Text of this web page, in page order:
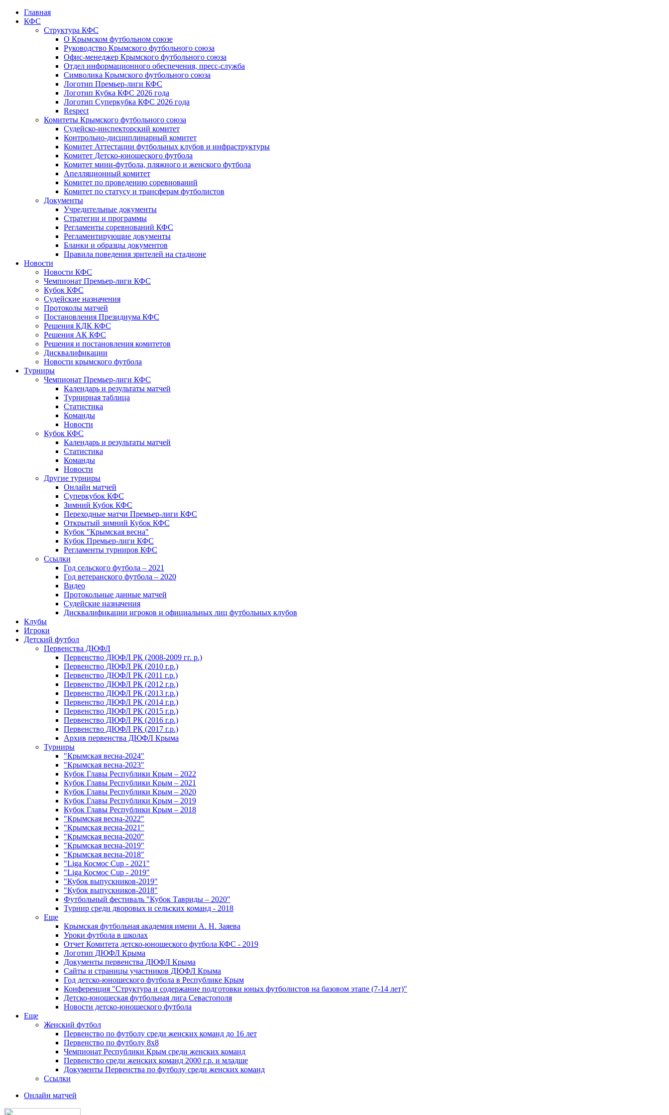
Главная
КФС
Структура КФС
О Крымском футбольном союзе
Руководство Крымского футбольного союза
Офис-менеджер Крымского футбольного союза
Отдел информационного обеспечения, пресс-служба
Символика Крымского футбольного союза
Логотип Премьер-лиги КФС
Логотип Кубка КФС 2026 года
Логотип Суперкубка КФС 2026 года
Respect
Комитеты Крымского футбольного союза
Судейско-инспекторский комитет
Контрольно-дисциплинарный комитет
Комитет Аттестации футбольных клубов и инфраструктуры
Комитет Детско-юношеского футбола
Комитет мини-футбола, пляжного и женского футбола
Апелляционный комитет
Комитет по проведению соревнований
Комитет по статусу и трансферам футболистов
Документы
Учредительные документы
Стратегии и программы
Регламенты соревнований КФС
Регламентирующие документы
Бланки и образцы документов
Правила поведения зрителей на стадионе
Новости
Новости КФС
Чемпионат Премьер-лиги КФС
Кубок КФС
Судейские назначения
Протоколы матчей
Постановления Президиума КФС
Решения КДК КФС
Решения АК КФС
Решения и постановления комитетов
Дисквалификации
Новости крымского футбола
Турниры
Чемпионат Премьер-лиги КФС
Календарь и результаты матчей
Турнирная таблица
Статистика
Команды
Новости
Кубок КФС
Календарь и результаты матчей
Статистика
Команды
Новости
Другие турниры
Онлайн матчей
Суперкубок КФС
Зимний Кубок КФС
Переходные матчи Премьер-лиги КФС
Открытый зимний Кубок КФС
Кубок "Крымская весна"
Кубок Премьер-лиги КФС
Регламенты турниров КФС
Ссылки
Год сельского футбола – 2021
Год ветеранского футбола – 2020
Видео
Протокольные данные матчей
Судейские назначения
Дисквалификации игроков и официальных лиц футбольных клубов
Клубы
Игроки
Детский футбол
Первенства ДЮФЛ
Первенство ДЮФЛ РК (2008-2009 гг. р.)
Первенство ДЮФЛ РК (2010 г.р.)
Первенство ДЮФЛ РК (2011 г.р.)
Первенство ДЮФЛ РК (2012 г.р.)
Первенство ДЮФЛ РК (2013 г.р.)
Первенство ДЮФЛ РК (2014 г.р.)
Первенство ДЮФЛ РК (2015 г.р.)
Первенство ДЮФЛ РК (2016 г.р.)
Первенство ДЮФЛ РК (2017 г.р.)
Архив первенства ДЮФЛ Крыма
Турниры
"Крымская весна-2024"
"Крымская весна-2023"
Кубок Главы Республики Крым – 2022
Кубок Главы Республики Крым – 2021
Кубок Главы Республики Крым – 2020
Кубок Главы Республики Крым – 2019
Кубок Главы Республики Крым – 2018
"Крымская весна-2022"
"Крымская весна-2021"
"Крымская весна-2020"
"Крымская весна-2019"
"Крымская весна-2018"
"Liga Космос Cup - 2021"
"Liga Космос Cup - 2019"
"Кубок выпускников-2019"
"Кубок выпускников-2018"
Футбольный фестиваль "Кубок Тавриды – 2020"
Турнир среди дворовых и сельских команд - 2018
Еще
Крымская футбольная академия имени А. Н. Заяева
Уроки футбола в школах
Отчет Комитета детско-юношеского футбола КФС - 2019
Логотип ДЮФЛ Крыма
Документы первенства ДЮФЛ Крыма
Сайты и страницы участников ДЮФЛ Крыма
Год детско-юношеского футбола в Республике Крым
Конференция "Структура и содержание подготовки юных футболистов на базовом этапе (7-14 лет)"
Детско-юношеская футбольная лига Севастополя
Новости детско-юношеского футбола
Еще
Женский футбол
Первенство по футболу среди женских команд до 16 лет
Первенство по футболу 8х8
Чемпионат Республики Крым среди женских команд
Первенство среди женских команд 2000 г.р. и младше
Документы Первенства по футболу среди женских команд
Ссылки
Онлайн матчей